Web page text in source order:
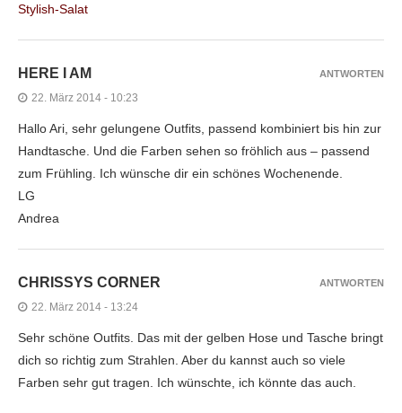
Stylish-Salat
HERE I AM
22. März 2014 - 10:23
Hallo Ari, sehr gelungene Outfits, passend kombiniert bis hin zur
Handtasche. Und die Farben sehen so fröhlich aus – passend
zum Frühling. Ich wünsche dir ein schönes Wochenende.
LG
Andrea
ANTWORTEN
CHRISSYS CORNER
22. März 2014 - 13:24
Sehr schöne Outfits. Das mit der gelben Hose und Tasche bringt
dich so richtig zum Strahlen. Aber du kannst auch so viele
Farben sehr gut tragen. Ich wünschte, ich könnte das auch.
ANTWORTEN